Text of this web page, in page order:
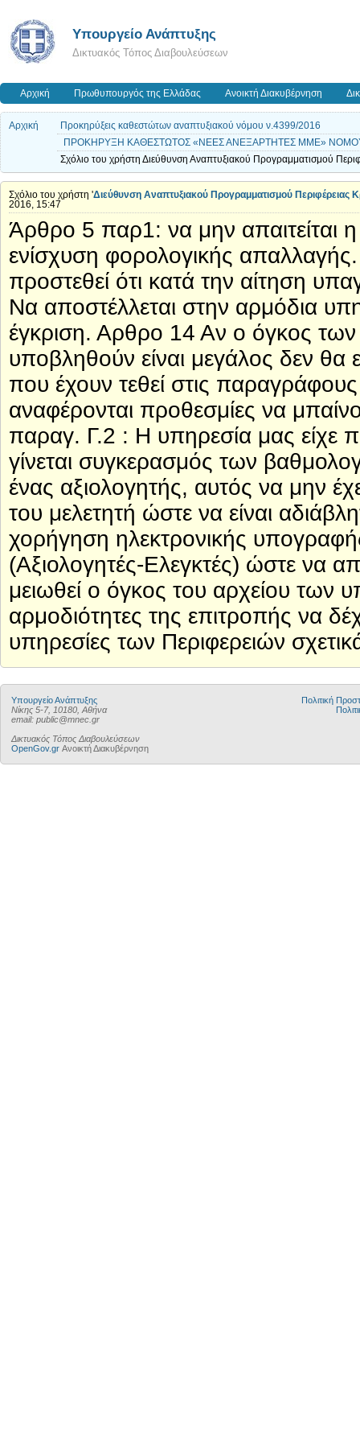
Υπουργείο Ανάπτυξης
Δικτυακός Τόπος Διαβουλεύσεων
Αρχική Πρωθυπουργός της Ελλάδας Ανοικτή Διακυβέρνηση
Αρχική
Προκηρύξεις καθεστώτων αναπτυξιακού νόμου ν.4399/2016
ΠΡΟΚΗΡΥΞΗ ΚΑΘΕΣΤΩΤΟΣ «ΝΕΕΣ ΑΝΕΞΑΡΤΗΤΕΣ ΜΜΕ»
Σχόλιο του χρήστη Διεύθυνση Αναπτυξιακού Προγραμματισμού
Σχόλιο του χρήστη 'Διεύθυνση Αναπτυξιακού Προγραμματισμού Περιφέρειας
2016, 15:47
Άρθρο 5 παρ1: να μην απαιτείται η
ενίσχυση φορολογικής
προστεθεί ότι κατά την αίτηση
Να αποστέλλεται στην αρμόδια
έγκριση. Αρθρο 14 Αν ο όγκος
υποβληθούν είναι μεγάλος δεν
που έχουν τεθεί στις
αναφέρονται προθεσμίες να
παραγ. Γ.2 : Η υπηρεσία μας είχε
γίνεται συγκερασμός των
ένας αξιολογητής, αυτός να μην
του μελετητή ώστε να είναι
χορήγηση ηλεκτρονικής
(Αξιολογητές-Ελεγκτές) ώστε να
μειωθεί ο όγκος του αρχείου
αρμοδιότητες της επιτροπής να
υπηρεσίες των Περιφερειών
Υπουργείο Ανάπτυξης
Νίκης 5-7, 10180, Αθήνα
email: public@mnec.gr
Δικτυακός Τόπος Διαβουλεύσεων
OpenGov.gr Ανοικτή Διακυβέρνηση
Πολιτική